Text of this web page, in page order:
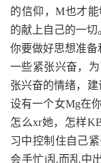
的信仰，M也才
的献上自己的一切
你要做好思想准
一些紧张兴奋，
张兴奋的情绪，
设有一个女Mg在
怎么xr她，怎样
习中控制住自己
会手忙j乱而乱中